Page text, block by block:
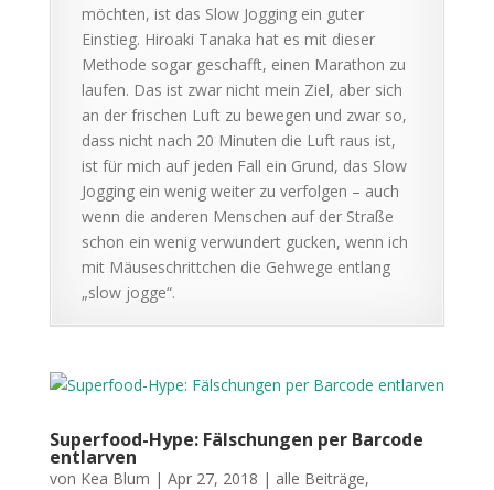
möchten, ist das Slow Jogging ein guter
Einstieg. Hiroaki Tanaka hat es mit dieser
Methode sogar geschafft, einen Marathon zu
laufen. Das ist zwar nicht mein Ziel, aber sich
an der frischen Luft zu bewegen und zwar so,
dass nicht nach 20 Minuten die Luft raus ist,
ist für mich auf jeden Fall ein Grund, das Slow
Jogging ein wenig weiter zu verfolgen – auch
wenn die anderen Menschen auf der Straße
schon ein wenig verwundert gucken, wenn ich
mit Mäuseschrittchen die Gehwege entlang
„slow jogge“.
Superfood-Hype: Fälschungen per Barcode
entlarven
von Kea Blum | Apr 27, 2018 | alle Beiträge,